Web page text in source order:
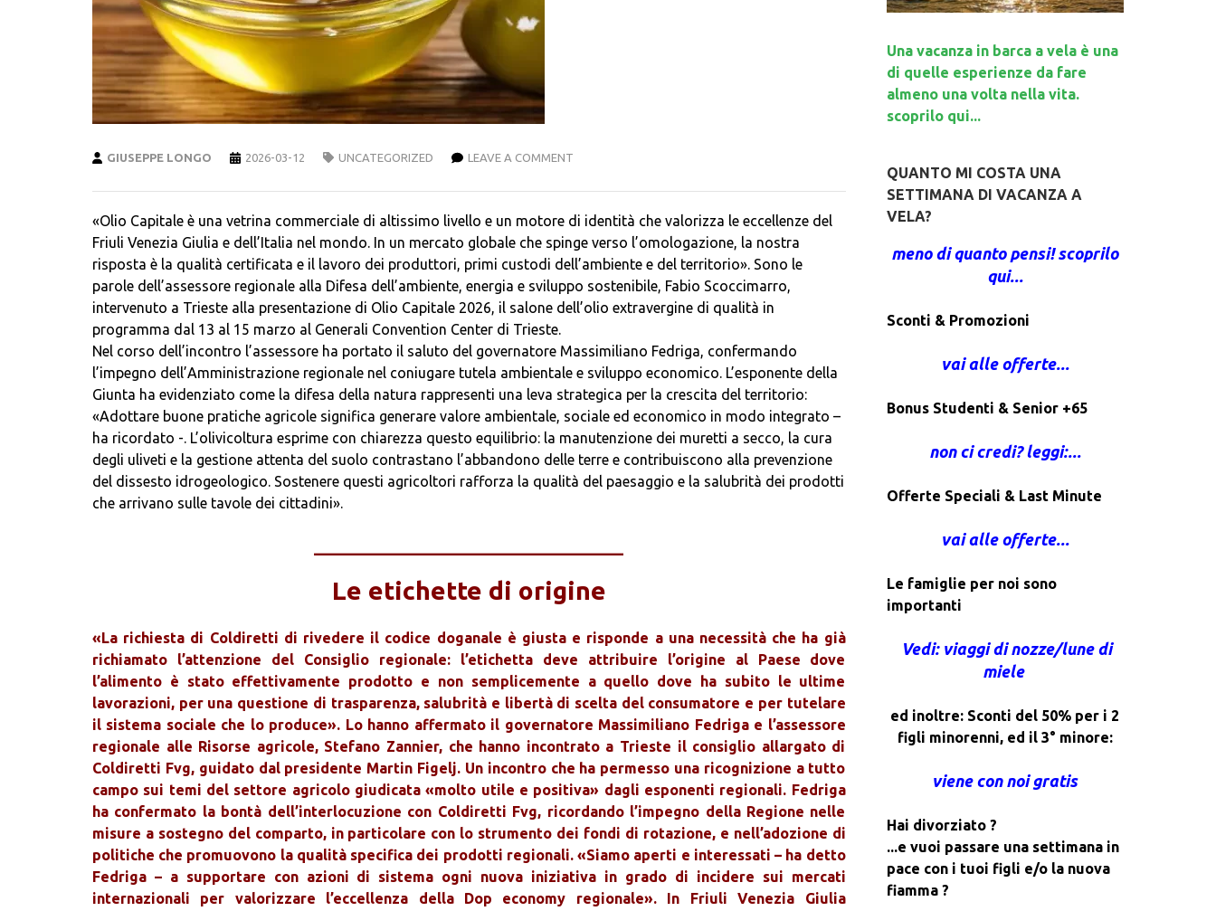
GIUSEPPE LONGO 2026-03-12 UNCATEGORIZED LEAVE A COMMENT
«Olio Capitale è una vetrina commerciale di altissimo livello e un motore di identità che valorizza le eccellenze del
Friuli Venezia Giulia e dell’Italia nel mondo. In un mercato globale che spinge verso l’omologazione, la nostra
risposta è la qualità certificata e il lavoro dei produttori, primi custodi dell’ambiente e del territorio». Sono le
parole dell’assessore regionale alla Difesa dell’ambiente, energia e sviluppo sostenibile, Fabio Scoccimarro,
intervenuto a Trieste alla presentazione di Olio Capitale 2026, il salone dell’olio extravergine di qualità in
programma dal 13 al 15 marzo al Generali Convention Center di Trieste.
Nel corso dell’incontro l’assessore ha portato il saluto del governatore Massimiliano Fedriga, confermando
l’impegno dell’Amministrazione regionale nel coniugare tutela ambientale e sviluppo economico. L’esponente della
Giunta ha evidenziato come la difesa della natura rappresenti una leva strategica per la crescita del territorio:
«Adottare buone pratiche agricole significa generare valore ambientale, sociale ed economico in modo integrato –
ha ricordato -. L’olivicoltura esprime con chiarezza questo equilibrio: la manutenzione dei muretti a secco, la cura
degli uliveti e la gestione attenta del suolo contrastano l’abbandono delle terre e contribuiscono alla prevenzione
del dissesto idrogeologico. Sostenere questi agricoltori rafforza la qualità del paesaggio e la salubrità dei prodotti
che arrivano sulle tavole dei cittadini».
Le etichette di origine
«La richiesta di Coldiretti di rivedere il codice doganale è giusta e risponde a una necessità che ha già
richiamato l’attenzione del Consiglio regionale: l’etichetta deve attribuire l’origine al Paese dove
l’alimento è stato effettivamente prodotto e non semplicemente a quello dove ha subito le ultime
lavorazioni, per una questione di trasparenza, salubrità e libertà di scelta del consumatore e per tutelare
il sistema sociale che lo produce». Lo hanno affermato il governatore Massimiliano Fedriga e l’assessore
regionale alle Risorse agricole, Stefano Zannier, che hanno incontrato a Trieste il consiglio allargato di
Coldiretti Fvg, guidato dal presidente Martin Figelj. Un incontro che ha permesso una ricognizione a tutto
campo sui temi del settore agricolo giudicata «molto utile e positiva» dagli esponenti regionali. Fedriga
ha confermato la bontà dell’interlocuzione con Coldiretti Fvg, ricordando l’impegno della Regione nelle
misure a sostegno del comparto, in particolare con lo strumento dei fondi di rotazione, e nell’adozione di
politiche che promuovono la qualità specifica dei prodotti regionali. «Siamo aperti e interessati – ha detto
Fedriga – a supportare con azioni di sistema ogni nuova iniziativa in grado di incidere sui mercati
internazionali per valorizzare l’eccellenza della Dop economy regionale». In Friuli Venezia Giulia
Una vacanza in barca a vela è una
di quelle esperienze da fare
almeno una volta nella vita.
scoprilo qui...
QUANTO MI COSTA UNA
SETTIMANA DI VACANZA A
VELA?
meno di quanto pensi! scoprilo
qui...
Sconti & Promozioni
vai alle offerte...
Bonus Studenti & Senior +65
non ci credi? leggi:...
Offerte Speciali & Last Minute
vai alle offerte...
Le famiglie per noi sono
importanti
Vedi: viaggi di nozze/lune di
miele
ed inoltre: Sconti del 50% per i 2
figli minorenni, ed il 3° minore:
viene con noi gratis
Hai divorziato ?
...e vuoi passare una settimana in
pace con i tuoi figli e/o la nuova
fiamma ?